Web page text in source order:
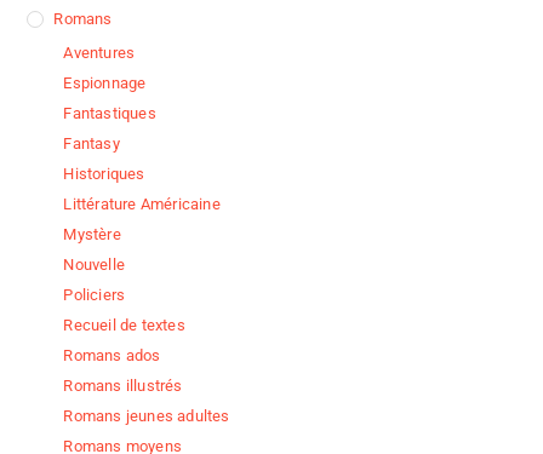
Romans
Aventures
Espionnage
Fantastiques
Fantasy
Historiques
Littérature Américaine
Mystère
Nouvelle
Policiers
Recueil de textes
Romans ados
Romans illustrés
Romans jeunes adultes
Romans moyens